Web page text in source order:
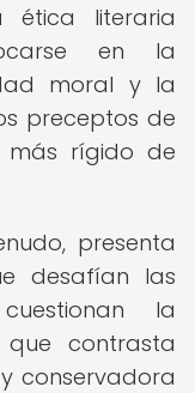
ética literaria
en la
moral y la
preceptos de
más rígido de
presenta
desafían las
la
contrasta
conservadora